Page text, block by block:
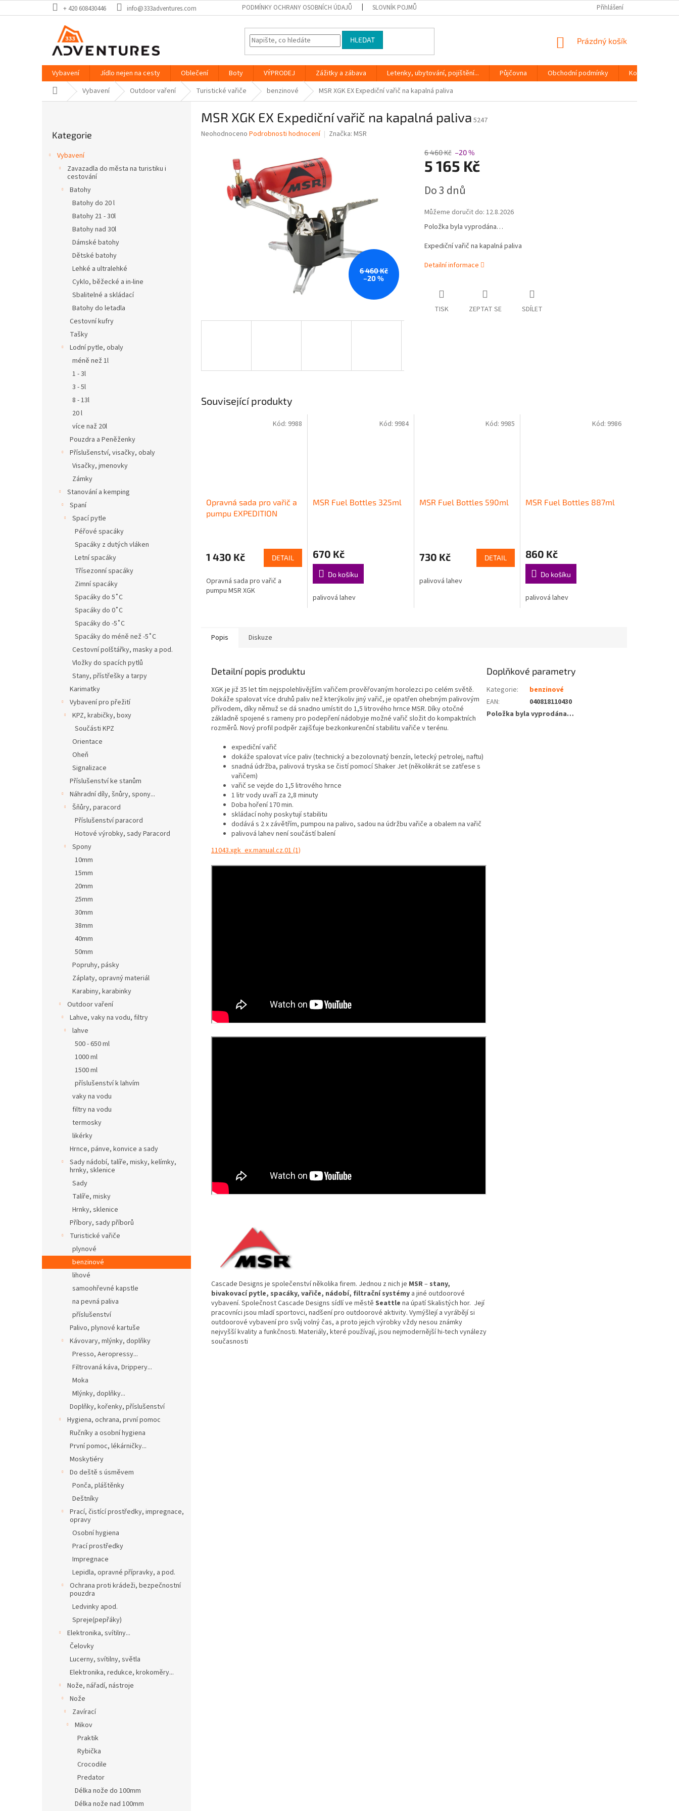
na
+ 420 608430446 info@333adventures.com PODMÍNKY OCHRANY OSOBNÍCH ÚDAJŮ SLOVNÍK POJMŮ Přihlášení
HLEDAT
NÁKUPNÍ
Prázdný košík
Vybavení Jídlo nejen na cesty Oblečení Boty VÝPRODEJ Zážitky a zábava Letenky, ubytování, pojištění... Půjčovna Obchodní podmínky
Kontakty
Domů Vybavení Outdoor vaření Turistické vařiče benzinové MSR XGK EX Expediční vařič na kapalná paliva
kategorie
Kategorie
Vybavení
Zavazadla do města na turistiku i
cestování
Batohy
Batohy do 20 l
Batohy 21 - 30l
Batohy nad 30l
Dámské batohy
Dětské batohy
Lehké a ultralehké
Cyklo, běžecké a in-line
Sbalitelné a skládací
Batohy do letadla
Cestovní kufry
Tašky
Lodní pytle, obaly
méně než 1l
1 - 3l
3 - 5l
8 - 13l
20 l
více naž 20l
Pouzdra a Peněženky
Příslušenství, visačky, obaly
Visačky, jmenovky
Zámky
Stanování a kemping
Spaní
Spací pytle
Péřové spacáky
Spacáky z dutých vláken
Letní spacáky
Třísezonní spacáky
Zimní spacáky
Spacáky do 5˚C
Spacáky do 0˚C
Spacáky do -5˚C
Spacáky do méně než -5˚C
Cestovní polštářky, masky a pod.
Vložky do spacích pytlů
Stany, přístřešky a tarpy
Karimatky
Vybavení pro přežití
KPZ, krabičky, boxy
Součásti KPZ
Orientace
Oheň
Signalizace
Příslušenství ke stanům
Náhradní díly, šnůry, spony...
Šňůry, paracord
Příslušenství paracord
Hotové výrobky, sady Paracord
Spony
10mm
15mm
20mm
25mm
30mm
38mm
40mm
50mm
Popruhy, pásky
Záplaty, opravný materiál
Karabiny, karabinky
Outdoor vaření
Lahve, vaky na vodu, filtry
lahve
500 - 650 ml
1000 ml
1500 ml
příslušenství k lahvím
vaky na vodu
filtry na vodu
termosky
likérky
Hrnce, pánve, konvice a sady
Sady nádobí, talíře, misky, kelímky,
hrnky, sklenice
Sady
Talíře, misky
Hrnky, sklenice
Příbory, sady příborů
Turistické vařiče
plynové
benzinové
lihové
samoohřevné kapstle
na pevná paliva
příslušenství
Palivo, plynové kartuše
Kávovary, mlýnky, doplňky
Presso, Aeropressy...
Filtrovaná káva, Drippery...
Moka
Mlýnky, doplňky...
Doplňky, kořenky, příslušenství
Hygiena, ochrana, první pomoc
Ručníky a osobní hygiena
První pomoc, lékárničky...
Moskytiéry
Do deště s úsměvem
Ponča, pláštěnky
Deštníky
Prací, čistící prostředky, impregnace,
opravy
Osobní hygiena
Prací prostředky
Impregnace
Lepidla, opravné přípravky, a pod.
Ochrana proti krádeži, bezpečnostní
pouzdra
Ledvinky apod.
Spreje(pepřáky)
Elektronika, svítilny...
Čelovky
Lucerny, svítilny, světla
Elektronika, redukce, krokoměry...
Nože, nářadí, nástroje
Nože
Zavírací
Mikov
Praktik
Rybička
Crocodile
Predator
Délka nože do 100mm
Délka nože nad 100mm
MSR XGK EX Expediční vařič na kapalná paliva 5247
Průměrné
hvězdiček.
Neohodnoceno Podrobnosti hodnocení Značka: MSR
6 460 Kč
–20 %
6 460 Kč –20 %
5 165 Kč
cena:
Do 3 dnů
Můžeme doručit do: 12.8.2026
Položka byla vyprodána…
Expediční vařič na kapalná paliva
Detailní informace
TISK ZEPTAT SE SDÍLET
Související produkty
Opravná sada pro vařič a
pumpu EXPEDITION
1 430 Kč DETAIL
Opravná sada pro vařič a
pumpu MSR XGK
Kód: 9988
MSR Fuel Bottles 325ml
670 Kč
Do košíku
palivová lahev
Kód: 9984
MSR Fuel Bottles 590ml
730 Kč DETAIL
palivová lahev
Kód: 9985
MSR Fuel Bottles 887ml
860 Kč
Do košíku
palivová lahev
Kód: 9986
Popis Diskuze
Detailní popis produktu
XGK je již 35 let tím nejspolehlivějším vařičem prověřovaným horolezci po celém světě.
Dokáže spalovat více druhů paliv než kterýkoliv jiný vařič, je opatřen ohebným palivovým
přívodem, díky němuž se dá snadno umístit do 1,5 litrového hrnce MSR. Díky otočné
základně spojené s rameny pro podepření nádobyje možné vařič složit do kompaktních
rozměrů. Nový profil podpěr zajišťuje bezkonkurenční stabilitu vařiče v terénu.
expediční vařič
dokáže spalovat více paliv (technický a bezolovnatý benzín, letecký petrolej, naftu)
snadná údržba, palivová tryska se čistí pomocí Shaker Jet (několikrát se zatřese s
vařičem)
vařič se vejde do 1,5 litrového hrnce
1 litr vody uvaří za 2,8 minuty
Doba hoření 170 min.
skládací nohy poskytují stabilitu
dodává s 2 x závětřím, pumpou na palivo, sadou na údržbu vařiče a obalem na vařič
palivová lahev není součástí balení
11043.xgk_ex.manual.cz.01 (1)
Cascade Designs je společenství několika firem. Jednou z nich je MSR– stany,
bivakovací pytle, spacáky, vařiče, nádobí, filtrační systémy a jiné outdoorové
vybavení. Společnost Cascade Designs sídlí ve městě Seattle na úpatí Skalistých hor. Její
pracovníci jsou mladí sportovci, nadšení pro outdoorové aktivity. Vymýšlejí a vyrábějí si
outdoorové vybavení pro svůj volný čas, a proto jejich výrobky vždy nesou známky
nejvyšší kvality a funkčnosti. Materiály, které používají, jsou nejmodernější hi-tech vynálezy
současnosti
Doplňkové parametry
Kategorie:
benzinové
EAN:
040818110430
Položka byla vyprodána…